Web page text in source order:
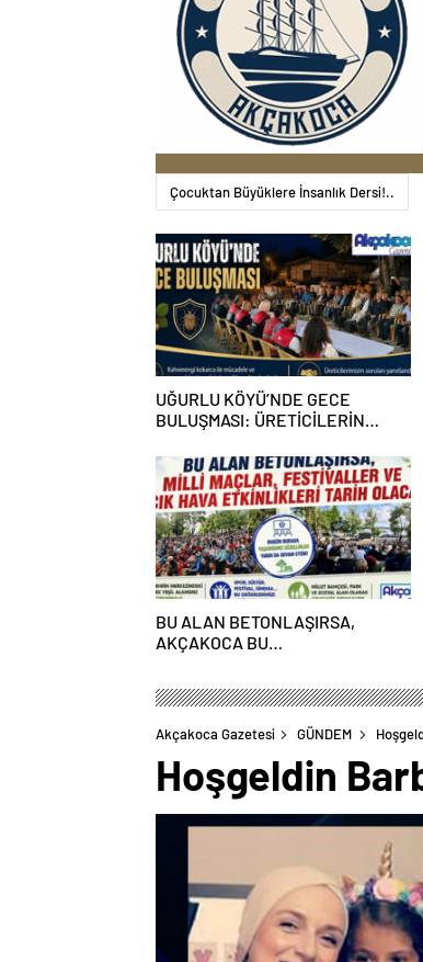
Çocuktan Büyüklere İnsanlık Dersi!..
UĞURLU KÖYÜ’NDE GECE
BULUŞMASI: ÜRETİCİLERİN
KOKARCA VARDI
BU ALAN BETONLAŞIRSA,
AKÇAKOCA BU
KALACAK!
Akçakoca Gazetesi GÜNDEM
Hoşgeldin